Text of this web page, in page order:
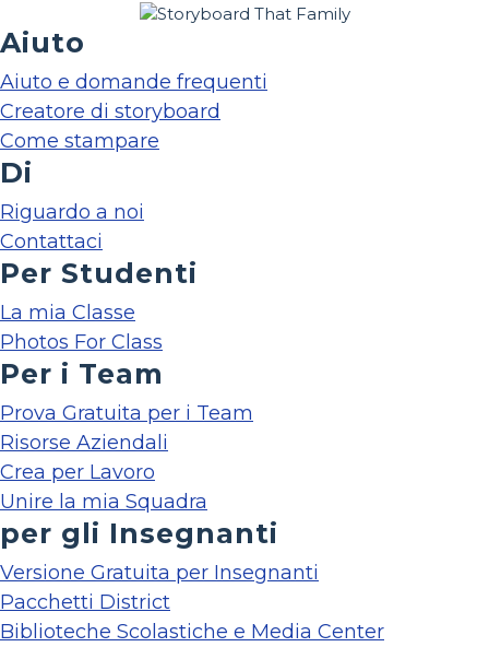
Aiuto
Aiuto e domande frequenti
Creatore di storyboard
Come stampare
Di
Riguardo a noi
Contattaci
Per Studenti
La mia Classe
Photos For Class
Per i Team
Prova Gratuita per i Team
Risorse Aziendali
Crea per Lavoro
Unire la mia Squadra
per gli Insegnanti
Versione Gratuita per Insegnanti
Pacchetti District
Biblioteche Scolastiche e Media Center